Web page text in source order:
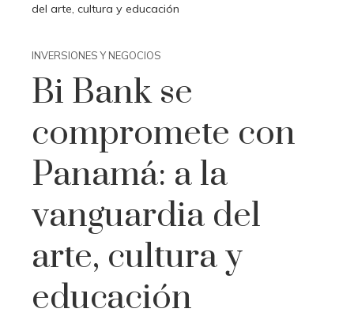
del arte, cultura y educación
INVERSIONES Y NEGOCIOS
Bi Bank se
compromete con
Panamá: a la
vanguardia del
arte, cultura y
educación